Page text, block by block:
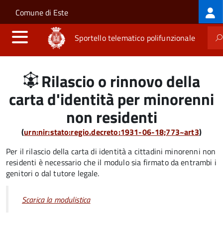
Salta al contenuto principale
Skip to site navigation
Comune di Este
Sportello telematico polifunzionale
Rilascio o rinnovo della
carta d'identità per minorenni
non residenti
(urn:nir:stato:regio.decreto:1931-06-18;773~art3)
Per il rilascio della carta di identità a cittadini minorenni non
residenti è necessario che il modulo sia firmato da entrambi i
genitori o dal tutore legale.
Scarica la modulistica